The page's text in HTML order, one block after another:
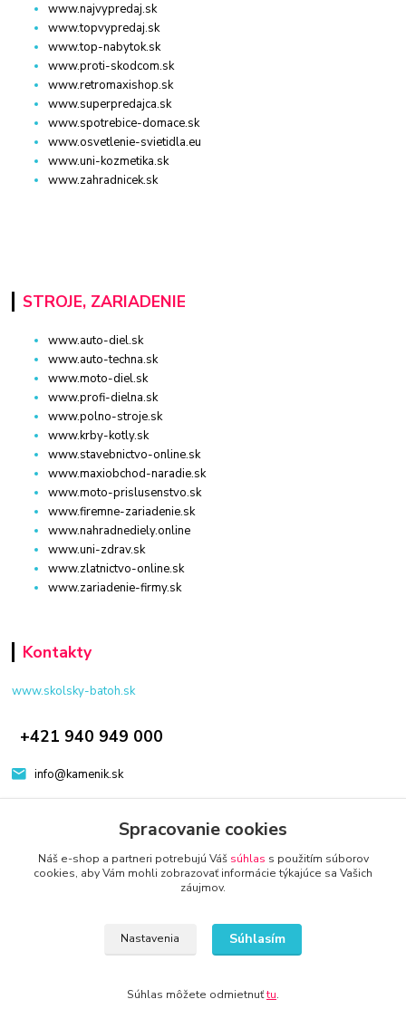
www.najvypredaj.sk
www.topvypredaj.sk
www.top-nabytok.sk
www.proti-skodcom.sk
www.retromaxishop.sk
www.superpredajca.sk
www.spotrebice-domace.sk
www.osvetlenie-svietidla.eu
www.uni-kozmetika.sk
www.zahradnicek.sk
STROJE, ZARIADENIE
www.auto-diel.sk
www.auto-techna.sk
www.moto-diel.sk
www.profi-dielna.sk
www.polno-stroje.sk
www.krby-kotly.sk
www.stavebnictvo-online.sk
www.maxiobchod-naradie.sk
www.moto-prislusenstvo.sk
www.firemne-zariadenie.sk
www.nahradnediely.online
www.uni-zdrav.sk
www.zlatnictvo-online.sk
www.zariadenie-firmy.sk
Kontakty
www.skolsky-batoh.sk
+421 940 949 000
info@kamenik.sk
Eshop-rychlo.sk
Spracovanie cookies
Náš e-shop a partneri potrebujú Váš súhlas s použitím súborov
cookies, aby Vám mohli zobrazovať informácie týkajúce sa Vašich
záujmov.
Nastavenia Súhlasím
Súhlas môžete odmietnuťtu.